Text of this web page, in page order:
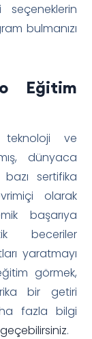
seçeneklerin
bulmanızı
Eğitim
teknoloji ve
dünyaca
sertifika
olarak
başarıya
beceriler
yaratmayı
görmek,
bir getiri
fazla bilgi
.